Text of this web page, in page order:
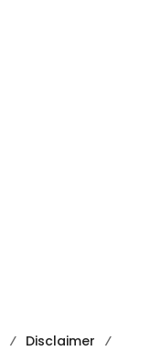
Disclaimer